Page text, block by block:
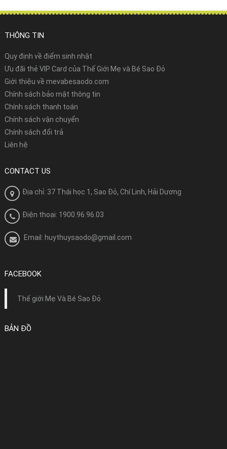
THÔNG TIN
Quy định về điểm sinh nhật
Ưu đãi thẻ VIP Card của Thế Giới Mẹ và Bé Sao Đỏ
Giới thiệu về mevabesaodo.com
Chính sách bảo mật thông tin
Chính sách thanh toán
Chính sách vận chuyển
Chính sách đổi trả
Liên hệ
CONTACT US
Địa chỉ: 37 Thái học 1, Sao Đỏ, Chí Linh, Hải Dương
Điện thoại: 1900.96.96.03
Email: huythuysaodo@gmail.com
FACEBOOK
Thế giới Mẹ Và Bé Sao Đỏ
BẢN ĐỒ